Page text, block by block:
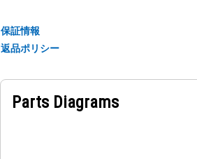
保証情報
返品ポリシー
Parts Diagrams